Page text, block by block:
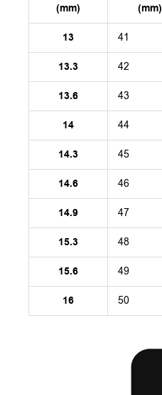
(mm)
(mm)
13 41
13.3 42
13.6 43
14 44
14.3 45
14.6 46
14.9 47
15.3 48
15.6 49
16 50